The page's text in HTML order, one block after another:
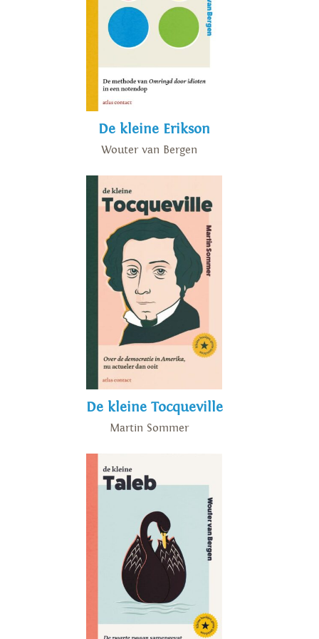
feministische leesgeschiedenis
In 2019 verscheenDe kleine De
De Tweede Sekse samengevat.
De kleine Erikson
Wouter van Bergen
De kleine Tocqueville
Martin Sommer